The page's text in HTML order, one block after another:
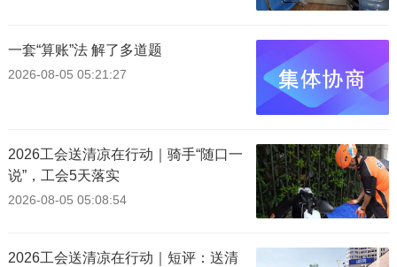
一套“算账”法 解了多道题
2026-08-05 05:21:27
2026工会送清凉在行动｜骑手“随口一
说”，工会5天落实
2026-08-05 05:08:54
2026工会送清凉在行动｜短评：送清